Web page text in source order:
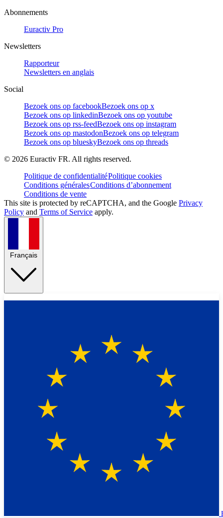
Abonnements
Euractiv Pro
Newsletters
Rapporteur
Newsletters en anglais
Social
Bezoek ons op facebookBezoek ons op x
Bezoek ons op linkedinBezoek ons op youtube
Bezoek ons op rss-feedBezoek ons op instagram
Bezoek ons op mastodonBezoek ons op telegram
Bezoek ons op blueskyBezoek ons op threads
© 2026 Euractiv FR. All rights reserved.
Politique de confidentialitéPolitique cookies
Conditions généralesConditions d’abonnement
Conditions de vente
This site is protected by reCAPTCHA, and the Google Privacy
Policy and Terms of Service apply.
Français